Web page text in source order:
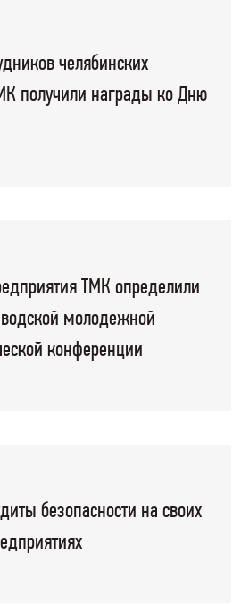
челябинских
получили награды ко Дню
ТМК определили
молодежной
конференции
безопасности на своих